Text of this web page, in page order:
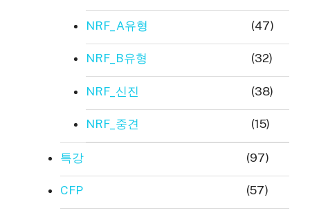
NRF_A유형 (47)
NRF_B유형 (32)
NRF_신진 (38)
NRF_중견 (15)
특강 (97)
CFP (57)